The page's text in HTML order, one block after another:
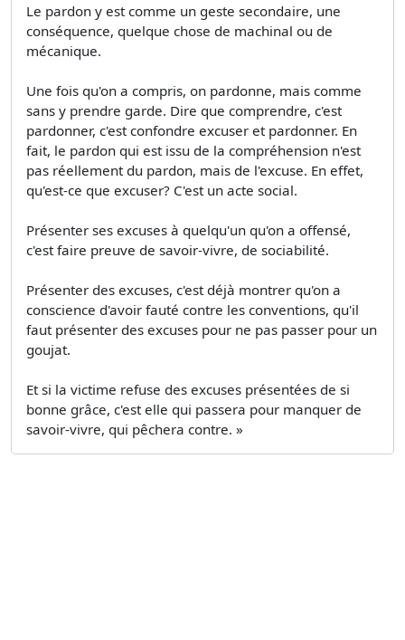
Le pardon y est comme un geste secondaire, une
conséquence, quelque chose de machinal ou de
mécanique.
Une fois qu'on a compris, on pardonne, mais comme
sans y prendre garde. Dire que comprendre, c'est
pardonner, c'est confondre excuser et pardonner. En
fait, le pardon qui est issu de la compréhension n'est
pas réellement du pardon, mais de l'excuse. En effet,
qu'est-ce que excuser? C'est un acte social.
Présenter ses excuses à quelqu'un qu'on a offensé,
c'est faire preuve de savoir-vivre, de sociabilité.
Présenter des excuses, c'est déjà montrer qu'on a
conscience d'avoir fauté contre les conventions, qu'il
faut présenter des excuses pour ne pas passer pour un
goujat.
Et si la victime refuse des excuses présentées de si
bonne grâce, c'est elle qui passera pour manquer de
savoir-vivre, qui pêchera contre. »